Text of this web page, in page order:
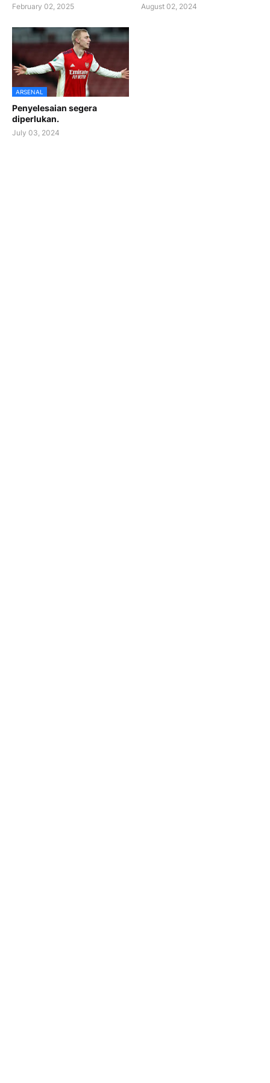
February 02, 2025 August 02, 2024
ARSENAL
Penyelesaian segera
diperlukan.
July 03, 2024